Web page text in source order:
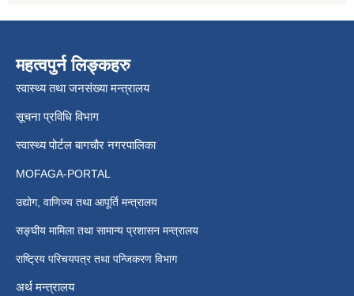
महत्वपुर्न लिङ्कहरु
स्वास्थ्य तथा जनसंख्या मन्त्रालय
सूचना प्रविधि विभाग
स्वास्थ्य पोर्टल बागचौर नगरपालिका
MOFAGA-PORTAL
उद्योग, वाणिज्य तथा आपूर्ति मन्त्रालय
सङ्घीय मामिला तथा सामान्य प्रशासन मन्त्रालय
राष्ट्रिय परिचयपत्र तथा पन्जिकरण विभाग
अर्थ मन्त्रालय